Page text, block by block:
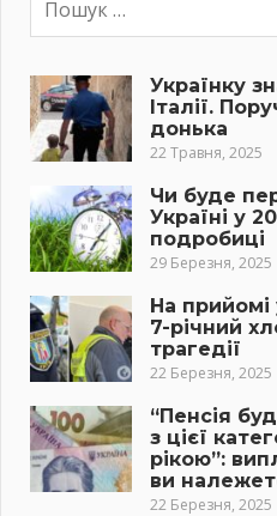
Українку
Італії.
донька
22 Травня, 2025
Чи буде
Україні у
подробиці
29 Березня, 2025
На
7-річний
трагедії
22 Березня, 2025
“Пенсія
з цієї
рікою”:
ви
22 Березня, 2025